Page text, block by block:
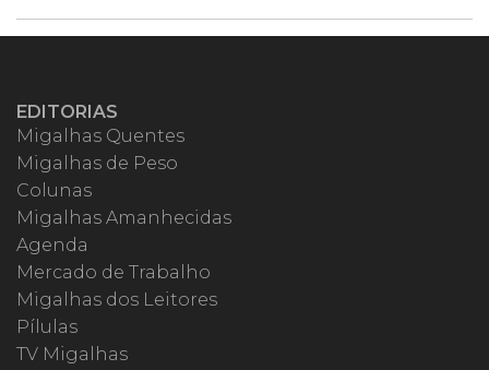
EDITORIAS
Migalhas Quentes
Migalhas de Peso
Colunas
Migalhas Amanhecidas
Agenda
Mercado de Trabalho
Migalhas dos Leitores
Pílulas
TV Migalhas